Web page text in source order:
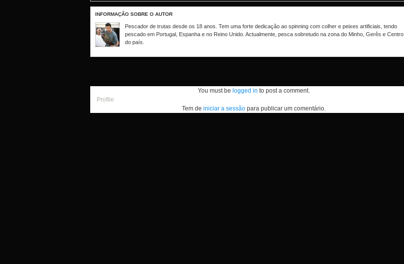
INFORMAÇÃO SOBRE O AUTOR
Pescador de trutas desde os 18 anos. Tem uma forte dedicação ao spinning com colher e peixes artificiais, tendo
pescado em Portugal, Espanha e no Reino Unido. Actualmente, pesca sobretudo na zona do Minho, Gerês e Centro
do país.
You must be logged in to post a comment.
Profile
Tem de iniciar a sessão para publicar um comentário.